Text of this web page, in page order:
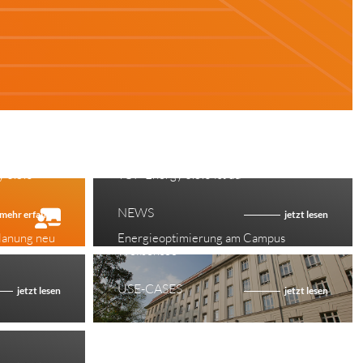
mehr erfahren NEWS jetzt lesen
neu
jetzt lesen USE-CASES
Energieoptimierung am Campus
Weißensee
jetzt lesen